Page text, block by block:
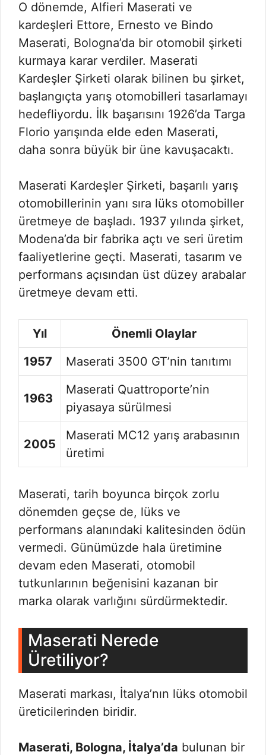
O dönemde, Alfieri Maserati ve
kardeşleri Ettore, Ernesto ve Bindo
Maserati, Bologna’da bir otomobil şirketi
kurmaya karar verdiler. Maserati
Kardeşler Şirketi olarak bilinen bu şirket,
başlangıçta yarış otomobilleri tasarlamayı
hedefliyordu. İlk başarısını 1926’da Targa
Florio yarışında elde eden Maserati,
daha sonra büyük bir üne kavuşacaktı.
Maserati Kardeşler Şirketi, başarılı yarış
otomobillerinin yanı sıra lüks otomobiller
üretmeye de başladı. 1937 yılında şirket,
Modena’da bir fabrika açtı ve seri üretim
faaliyetlerine geçti. Maserati, tasarım ve
performans açısından üst düzey arabalar
üretmeye devam etti.
Yıl
Önemli Olaylar
1957
Maserati 3500 GT’nin tanıtımı
1963
Maserati Quattroporte’nin
piyasaya sürülmesi
2005
Maserati MC12 yarış arabasının
üretimi
Maserati, tarih boyunca birçok zorlu
dönemden geçse de, lüks ve
performans alanındaki kalitesinden ödün
vermedi. Günümüzde hala üretimine
devam eden Maserati, otomobil
tutkunlarının beğenisini kazanan bir
marka olarak varlığını sürdürmektedir.
Maserati Nerede
Üretiliyor?
Maserati markası, İtalya’nın lüks otomobil
üreticilerinden biridir.
Maserati, Bologna, İtalya’da bulunan bir